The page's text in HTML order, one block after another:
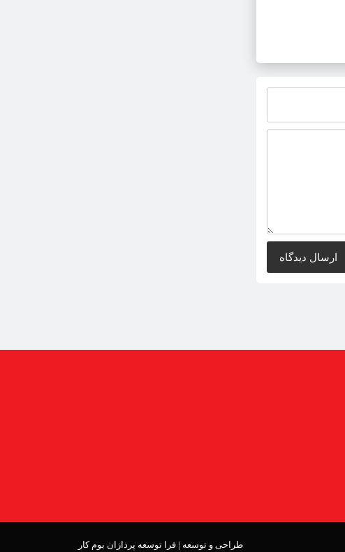
طراحی و توسعه | فرا توسعه پردازان بوم کار